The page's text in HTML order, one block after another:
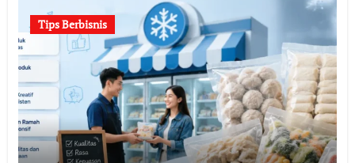
Tips Berbisnis